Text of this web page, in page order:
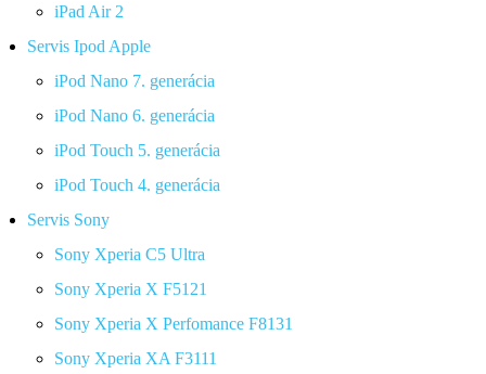
iPad Air 2
Servis Ipod Apple
iPod Nano 7. generácia
iPod Nano 6. generácia
iPod Touch 5. generácia
iPod Touch 4. generácia
Servis Sony
Sony Xperia C5 Ultra
Sony Xperia X F5121
Sony Xperia X Perfomance F8131
Sony Xperia XA F3111